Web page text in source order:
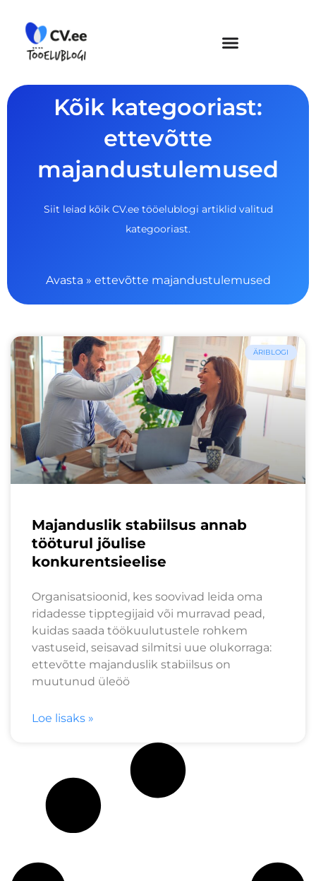
content
Kõik kategooriast:
ettevõtte
majandustulemused
Siit leiad kõik CV.ee tööelublogi artiklid valitud
kategooriast.
Avasta » ettevõtte majandustulemused
ÄRIBLOGI
Majanduslik stabiilsus annab
tööturul jõulise
konkurentsieelise
Organisatsioonid, kes soovivad leida oma
ridadesse tipptegijaid või murravad pead,
kuidas saada töökuulutustele rohkem
vastuseid, seisavad silmitsi uue olukorraga:
ettevõtte majanduslik stabiilsus on
muutunud üleöö
Loe lisaks »